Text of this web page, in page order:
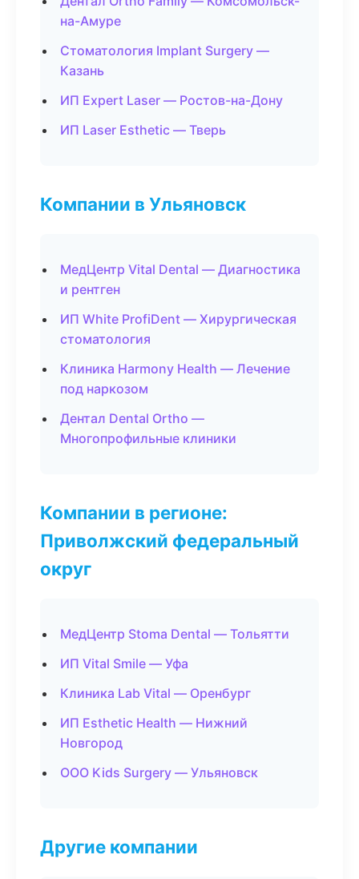
на-Амуре
Стоматология Implant Surgery —
Казань
ИП Expert Laser — Ростов-на-Дону
ИП Laser Esthetic — Тверь
Компании в Ульяновск
МедЦентр Vital Dental — Диагностика
и рентген
ИП White ProfiDent — Хирургическая
стоматология
Клиника Harmony Health — Лечение
под наркозом
Дентал Dental Ortho —
Многопрофильные клиники
Компании в регионе:
Приволжский федеральный
округ
МедЦентр Stoma Dental — Тольятти
ИП Vital Smile — Уфа
Клиника Lab Vital — Оренбург
ИП Esthetic Health — Нижний
Новгород
ООО Kids Surgery — Ульяновск
Другие компании